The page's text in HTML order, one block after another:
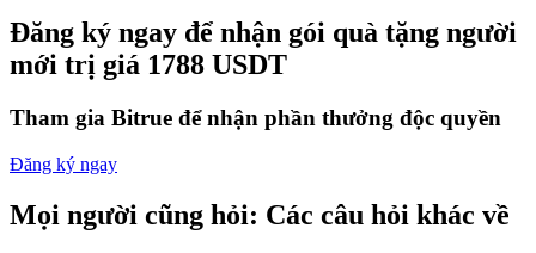
Đăng ký ngay để nhận gói quà tặng người
mới trị giá 1788 USDT
Tham gia Bitrue để nhận phần thưởng độc quyền
Đăng ký ngay
Mọi người cũng hỏi: Các câu hỏi khác về